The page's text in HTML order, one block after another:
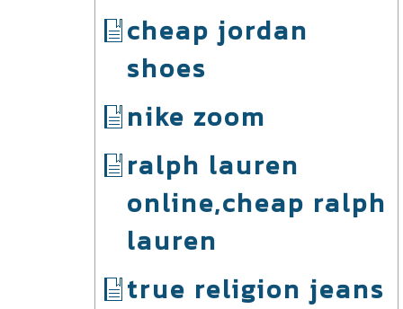
cheap jordan
shoes
nike zoom
ralph lauren
online,cheap ralph
lauren
true religion jeans